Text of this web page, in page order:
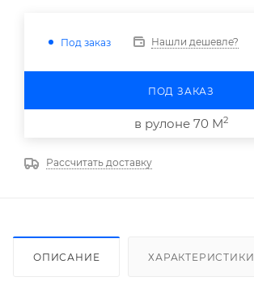
Под заказ Нашли дешевле?
ПОД ЗАКАЗ
в рулоне 70 М2
Рассчитать доставку
ОПИСАНИЕ ХАРАКТЕРИСТИКИ